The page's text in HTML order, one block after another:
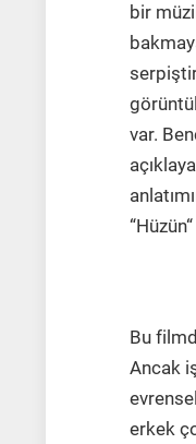
bir
var.
Bu
Ancak
erkek